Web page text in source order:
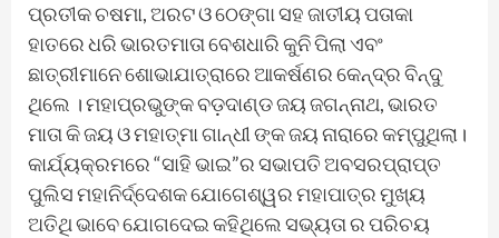
ପ୍ରତୀକ ଚଷମା, ଅରଟ ଓ ଠେଙ୍ଗା ସହ ଜାତୀୟ ପତାକା
ହାତରେ ଧରି ଭାରତମାତା ବେଶଧାରି କୁନି ପିଲା ଏବଂ
ଛାତ୍ରୀମାନେ ଶୋଭାଯାତ୍ରାରେ ଆକର୍ଷଣର କେନ୍ଦ୍ର ବିନ୍ଦୁ
ଥିଲେ । ମହାପ୍ରଭୁଙ୍କ ବଡ଼ଦାଣ୍ଡ ଜୟ ଜଗନ୍ନାଥ, ଭାରତ
ମାତା କି ଜୟ ଓ ମହାତ୍ମା ଗାନ୍ଧୀ ଙ୍କ ଜୟ ନାରାରେ କମ୍ପୁଥିଲା।
କାର୍ଯ୍ୟକ୍ରମରେ “ସାହି ଭାଇ”ର ସଭାପତି ଅବସରପ୍ରାପ୍ତ
ପୁଲିସ ମହାନିର୍ଦ୍ଦେଶକ ଯୋଗେଶ୍ୱର ମହାପାତ୍ର ମୁଖ୍ୟ
ଅତିଥି ଭାବେ ଯୋଗଦେଇ କହିଥିଲେ ସଭ୍ୟତା ର ପରିଚୟ